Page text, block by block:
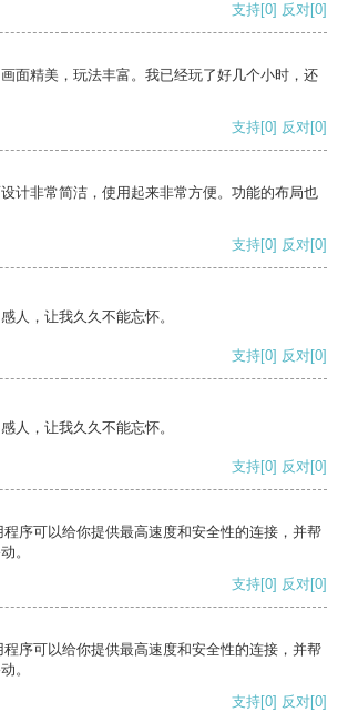
支持[0] 反对[0]
面精美，玩法丰富。我已经玩了好几个小时，还
支持[0] 反对[0]
计非常简洁，使用起来非常方便。功能的布局也
支持[0] 反对[0]
人，让我久久不能忘怀。
支持[0] 反对[0]
人，让我久久不能忘怀。
支持[0] 反对[0]
序可以给你提供最高速度和安全性的连接，并帮
。
支持[0] 反对[0]
序可以给你提供最高速度和安全性的连接，并帮
。
支持[0] 反对[0]